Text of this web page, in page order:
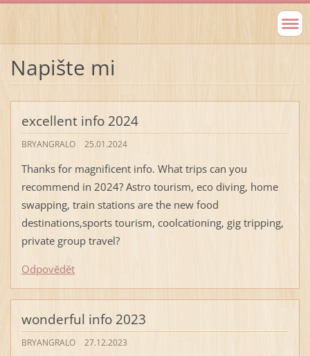
Napište mi
excellent info 2024
BRYANGRALO 25.01.2024
Thanks for magnificent info. What trips can you
recommend in 2024? Astro tourism, eco diving, home
swapping, train stations are the new food
destinations,sports tourism, coolcationing, gig tripping,
private group travel?
Odpovědět
wonderful info 2023
BRYANGRALO 27.12.2023